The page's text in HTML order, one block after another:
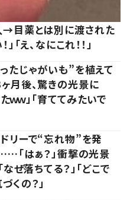
→目薬とは別に渡された
え、なにこれ！！」
たじゃがいも”を植えて
月後、驚きの光景に
ｗｗ」「育ててみたいで
リーで“忘れ物”を発
「はぁ？」衝撃の光景
なぜ落ちてる？」「どこで
くの？」